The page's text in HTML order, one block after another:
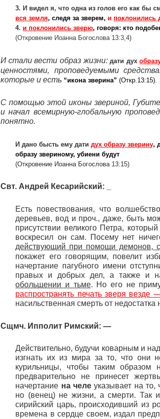
3. И видел я, что одна из голов его как бы
вся земля, следя за зверем, ипоклонились
4.и поклонились зверю, говоря: кто
(Откровение Иоанна Богослова 13:3,4)
И стали вести образ жизни:дати дух
ценностями, проповедуемыми
которые и есть “икона зверина” (Откр.13:15).
С помощью этой иконы звериной,
и начал всемирную-глобальную
понятно.
И дано бысть ему дати дух образу зверину,
образу звериному, убиени будут
(Откровение Иоанна Богослова 13:15)
Свт. Андрей Кесарийский: _
Есть повествования, что
деревьев, вод и проч., даже, быть
присутствии великого Петра,
воскресил он сам. Посему нет
действующий при помощи демонов,
покажет его говорящим, повелит
начертание пагубного имени
правых и добрых дел, а также и
обольщении и тьме. Но его не
распространять печать зверя
насильственная смерть от недостатка
Сщмч. Ипполит Римский: —
Действительно, будучи коварным и
изгнать их из мира за то, что они
курильницы, чтобы таким образом
предварительно не принесет
начертание на челеуказывает на то,
но (венец) не жизни, а смерти. Так
сирийский царь, происходивший из
времена в сердце своем, издал